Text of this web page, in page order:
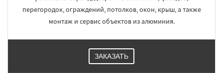
перегородок, ограждений, потолков, окон, крыш, а также
монтаж и сервис объектов из алюминия.
ЗАКАЗАТЬ